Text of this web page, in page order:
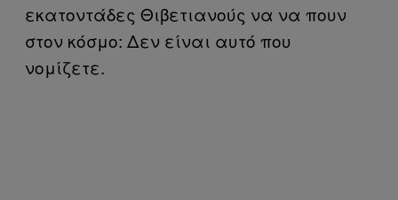
εκατοντάδες Θιβετιανούς να να πουν
στον κόσμο: Δεν είναι αυτό που
νομίζετε.